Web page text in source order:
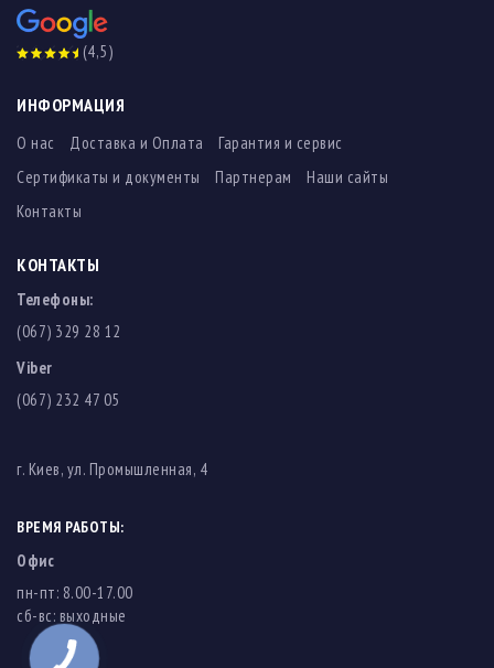
(4,5)
ИНФОРМАЦИЯ
О нас Доставка и Оплата
Гарантия и сервис
Сертификаты и документы
Партнерам
Наши сайты
Контакты
КОНТАКТЫ
Телефоны:
(067) 329 28 12
Viber
(067) 232 47 05
г. Киев, ул. Промышленная, 4
ВРЕМЯ РАБОТЫ:
Офис
пн-пт: 8.00-17.00
cб-вс: выходные